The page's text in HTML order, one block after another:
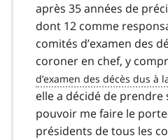
après 35 années de
dont 12 comme
comités d’examen des
coroner en chef, y
elle a décidé de prendre
pouvoir me faire le
présidents de tous les